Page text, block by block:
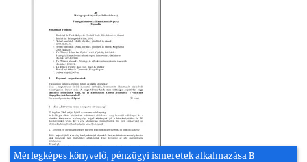
Mérlegképes könyvelő, pénzügyi ismeretek alkalmazása B